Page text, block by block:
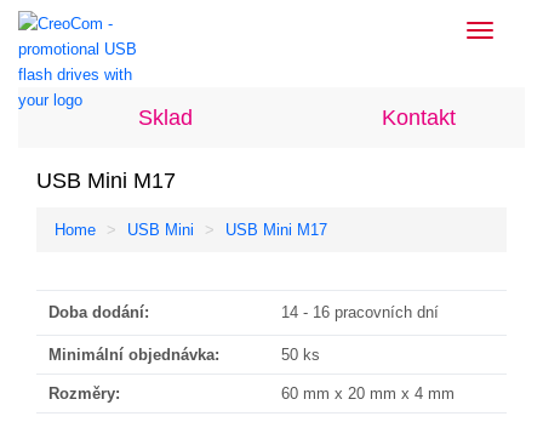
Toggle
Sklad Kontakt
USB Mini M17
Home USB Mini USB Mini M17
Doba dodání: 14 - 16 pracovních dní
Minimální objednávka: 50 ks
Rozměry: 60 mm x 20 mm x 4 mm